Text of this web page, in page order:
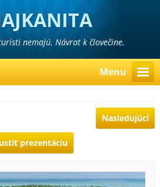
nemajú. Návrat k človečine.
Menu
Nasledujúci
prezentáciu